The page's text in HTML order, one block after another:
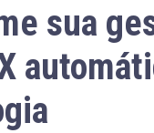
sua